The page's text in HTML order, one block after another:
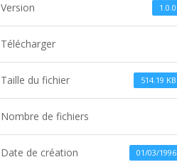
Version 1.0.0
Télécharger
Taille du fichier 514.19 KB
Nombre de fichiers
Date de création 01/03/1996